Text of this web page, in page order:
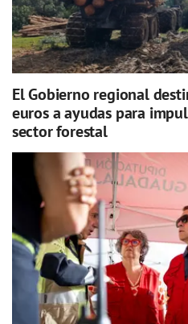
El Gobierno regional
euros a ayudas para
sector forestal